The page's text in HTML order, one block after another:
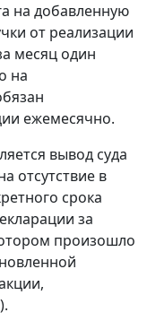
на добавленную
от реализации
месяц один
на
ежемесячно.
вывод суда
отсутствие в
срока
за
произошло